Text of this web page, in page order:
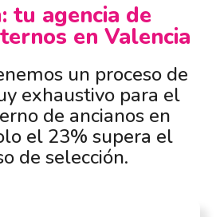
tu agencia de
en Valencia
un proceso de
exhaustivo para el
de ancianos en
el 23% supera el
de selección.